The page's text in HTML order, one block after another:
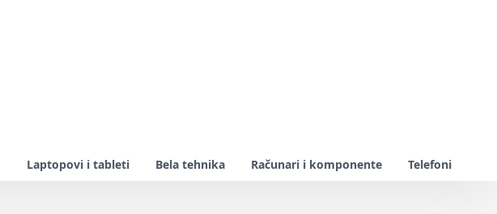
Laptopovi i tableti Bela tehnika Računari i komponente Telefoni